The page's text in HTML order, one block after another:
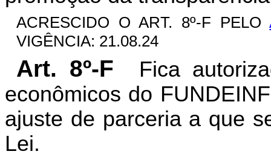
ACRESCIDO O ART. 8º-F PELO
VIGÊNCIA: 21.08.24
Art. 8º-F
Fica
econômicos do
ajuste de parceria a que
Lei.